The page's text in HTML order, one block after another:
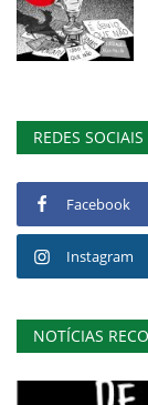
REDES SOCIAIS
Facebook
Instagram
NOTÍCIAS